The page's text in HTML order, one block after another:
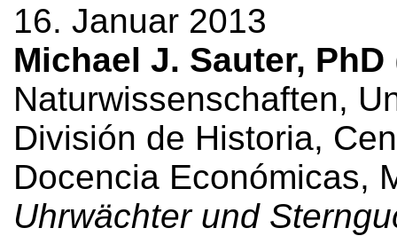
16. Januar 2013
Michael J. Sauter, PhD
Naturwissenschaften,
División de Historia,
Docencia Económicas,
Uhrwächter und